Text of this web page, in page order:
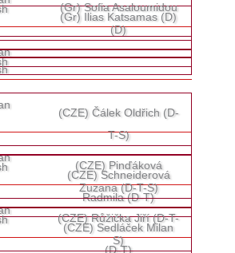
(Gr) Ilias Katsamas (D)
(Gr) Sofia Asaloumidou
(D)
(CZE) Čálek Oldřich (D-
T-S)
(CZE) Schneiderová
Radmila (D-T)
(CZE) Pinďáková
Zuzana (D-T-S)
(CZE) Sedláček Milan
(D-T)
(CZE) Růžička Jiří (D-T-
S)